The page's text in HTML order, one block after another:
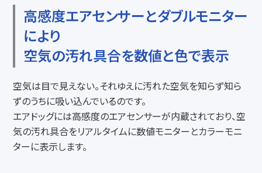
高感度エアセンサーとダブルモニター
により
空気の汚れ具合を数値と色で表示
空気は目で見えない。それゆえに汚れた空気を知らず知ら
ずのうちに吸い込んでいるのです。
エアドッグには高感度のエアセンサーが内蔵されており、空
気の汚れ具合をリアルタイムに数値モニターとカラーモニ
ターに表示します。